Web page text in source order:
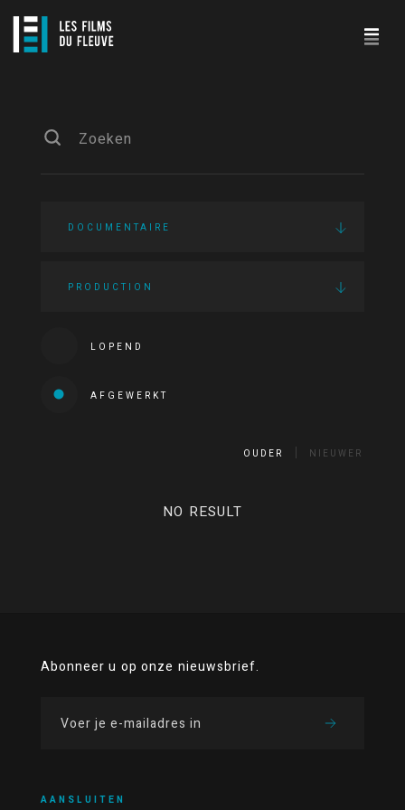
DOCUMENTAIRE
PRODUCTION
LOPEND
AFGEWERKT
OUDER NIEUWER
NO RESULT
Abonneer u op onze nieuwsbrief.
AANSLUITEN